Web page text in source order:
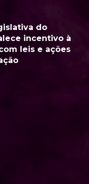
do
incentivo à
leis e ações